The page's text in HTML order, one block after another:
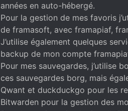
années en auto-hébergé.
Pour la gestion de mes favoris
de framasoft, avec framapiaf,
J’utilise également quelques
backup de mon compte
Pour mes sauvegardes, j’utilise
ces sauvegardes borg, mais
Qwant et duckduckgo pour les
Bitwarden pour la gestion des